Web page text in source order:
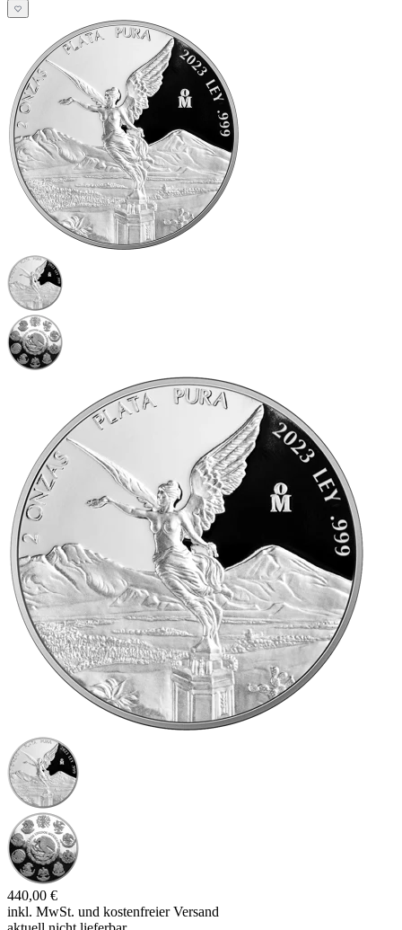
440,00 €
inkl. MwSt. und kostenfreier Versand